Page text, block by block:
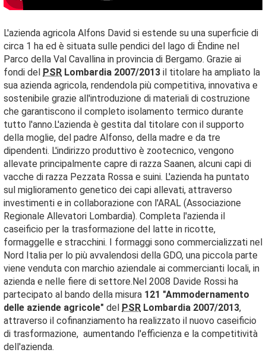
L'azienda agricola Alfons David si estende su una superficie di
circa 1 ha ed è situata sulle pendici del lago di Èndine nel
Parco della Val Cavallina in provincia di Bergamo. Grazie ai
fondi del PSR Lombardia 2007/2013 il titolare ha ampliato la
sua azienda agricola, rendendola più competitiva, innovativa e
sostenibile grazie all'introduzione di materiali di costruzione
che garantiscono il completo isolamento termico durante
tutto l'anno.L'azienda è gestita dal titolare con il supporto
della moglie, del padre Alfonso, della madre e da tre
dipendenti. L'indirizzo produttivo è zootecnico, vengono
allevate principalmente capre di razza Saanen, alcuni capi di
vacche di razza Pezzata Rossa e suini. L'azienda ha puntato
sul miglioramento genetico dei capi allevati, attraverso
investimenti e in collaborazione con l'ARAL (Associazione
Regionale Allevatori Lombardia). Completa l'azienda il
caseificio per la trasformazione del latte in ricotte,
formaggelle e stracchini. I formaggi sono commercializzati nel
Nord Italia per lo più avvalendosi della GDO, una piccola parte
viene venduta con marchio aziendale ai commercianti locali, in
azienda e nelle fiere di settore.Nel 2008 Davide Rossi ha
partecipato al bando della misura 121 "Ammodernamento
delle aziende agricole" del PSR Lombardia 2007/2013,
attraverso il cofinanziamento ha realizzato il nuovo caseificio
di trasformazione, aumentando l'efficienza e la competitività
dell'azienda.